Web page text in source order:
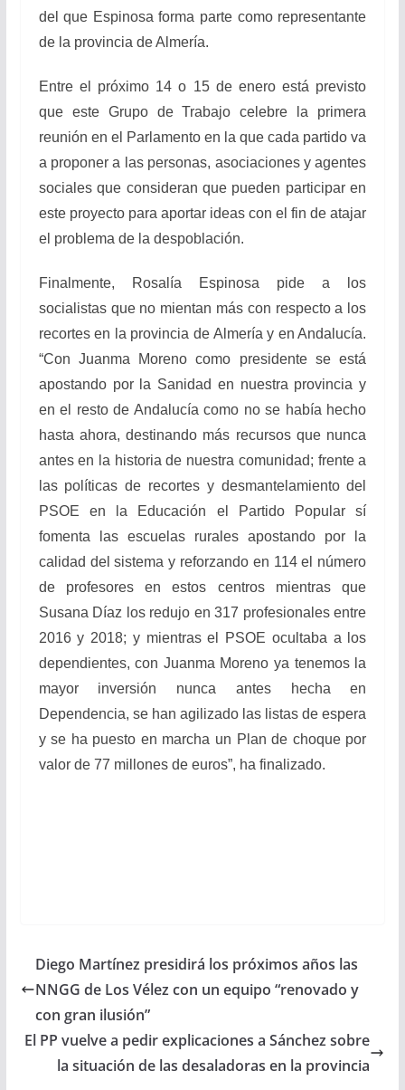
del que Espinosa forma parte como representante
de la provincia de Almería.
Entre el próximo 14 o 15 de enero está previsto
que este Grupo de Trabajo celebre la primera
reunión en el Parlamento en la que cada partido va
a proponer a las personas, asociaciones y agentes
sociales que consideran que pueden participar en
este proyecto para aportar ideas con el fin de atajar
el problema de la despoblación.
Finalmente, Rosalía Espinosa pide a los
socialistas que no mientan más con respecto a los
recortes en la provincia de Almería y en Andalucía.
“Con Juanma Moreno como presidente se está
apostando por la Sanidad en nuestra provincia y
en el resto de Andalucía como no se había hecho
hasta ahora, destinando más recursos que nunca
antes en la historia de nuestra comunidad; frente a
las políticas de recortes y desmantelamiento del
PSOE en la Educación el Partido Popular sí
fomenta las escuelas rurales apostando por la
calidad del sistema y reforzando en 114 el número
de profesores en estos centros mientras que
Susana Díaz los redujo en 317 profesionales entre
2016 y 2018; y mientras el PSOE ocultaba a los
dependientes, con Juanma Moreno ya tenemos la
mayor inversión nunca antes hecha en
Dependencia, se han agilizado las listas de espera
y se ha puesto en marcha un Plan de choque por
valor de 77 millones de euros”, ha finalizado.
Diego Martínez presidirá los próximos años las
NNGG de Los Vélez con un equipo “renovado y
con gran ilusión”
El PP vuelve a pedir explicaciones a Sánchez sobre
la situación de las desaladoras en la provincia